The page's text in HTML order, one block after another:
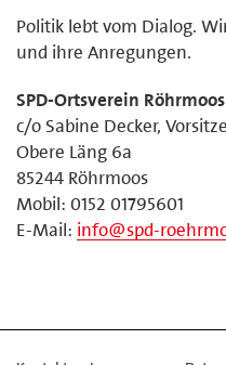
Politik lebt vom Dialog.
und ihre Anregungen.
SPD-Ortsverein Röhrmoos
c/o Sabine Decker,
Obere Läng 6a
85244 Röhrmoos
Mobil: 0152 01795601
E-Mail: info@spd-